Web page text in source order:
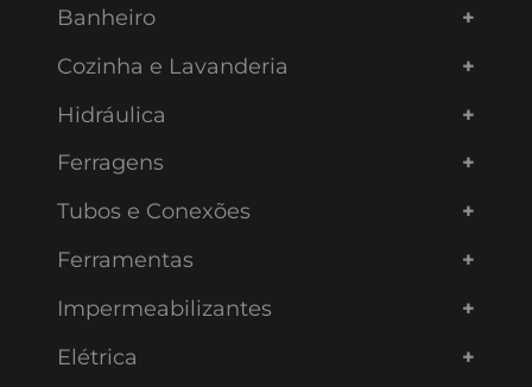
Banheiro
Cozinha e Lavanderia
Hidráulica
Ferragens
Tubos e Conexões
Ferramentas
Impermeabilizantes
Elétrica